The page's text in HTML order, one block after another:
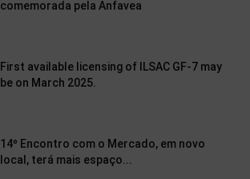
comemorada pela Anfavea
First available licensing of ILSAC GF-7 may
be on March 2025.
14º Encontro com o Mercado, em novo
local, terá mais espaço...